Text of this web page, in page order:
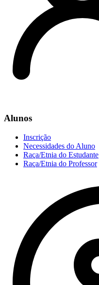
Alunos
Inscrição
Necessidades do Aluno
Raça/Etnia do Estudante
Raça/Etnia do Professor